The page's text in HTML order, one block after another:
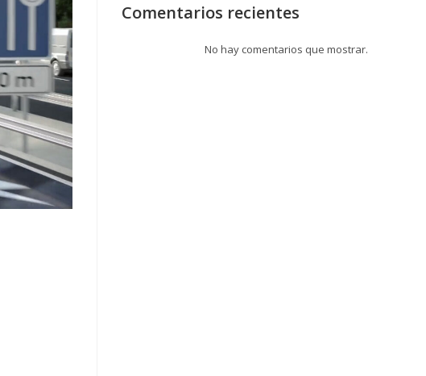
Comentarios recientes
No hay comentarios que mostrar.